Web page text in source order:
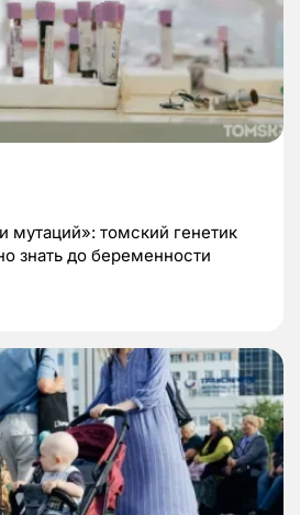
мутаций»: томский генетик
знать до беременности